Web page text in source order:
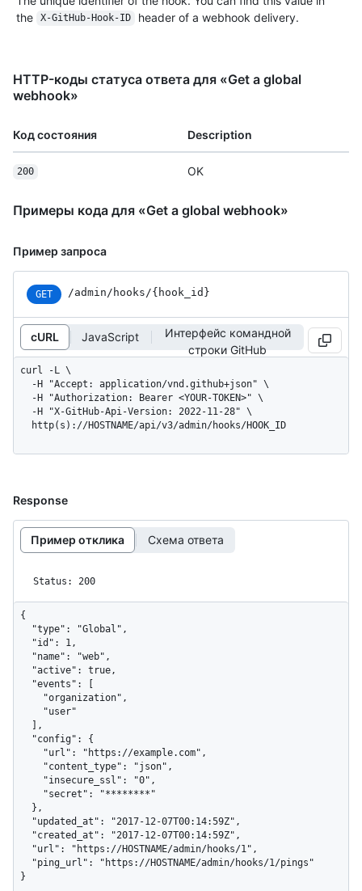
the
X-GitHub-Hook-ID header of a webhook delivery.
HTTP-коды статуса ответа для «Get a global
webhook»
Код состояния Description
200 OK
Примеры кода для «Get a global webhook»
Пример запроса
GET /admin/hooks/{hook_id}
cURL JavaScript
Интерфейс командной
строки GitHub
curl -L \
  http(s)://HOSTNAME/api/v3/admin/hooks/HOOK_ID
Response
Пример отклика Схема ответа
Status: 200
{
}